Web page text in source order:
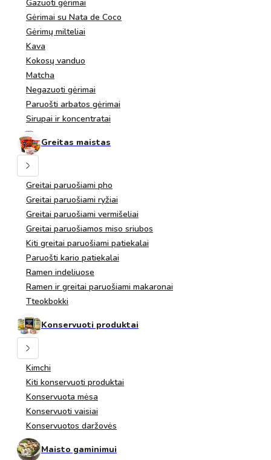
Gazuoti gėrimai
Gėrimai su Nata de Coco
Gėrimų milteliai
Kava
Kokosų vanduo
Matcha
Negazuoti gėrimai
Paruošti arbatos gėrimai
Sirupai ir koncentratai
Greitas maistas
Greitai paruošiami pho
Greitai paruošiami ryžiai
Greitai paruošiami vermišeliai
Greitai paruošiamos miso sriubos
Kiti greitai paruošiami patiekalai
Paruošti kario patiekalai
Ramen indeliuose
Ramen ir greitai paruošiami makaronai
Tteokbokki
Konservuoti produktai
Kimchi
Kiti konservuoti produktai
Konservuota mėsa
Konservuoti vaisiai
Konservuotos daržovės
Maisto gaminimui